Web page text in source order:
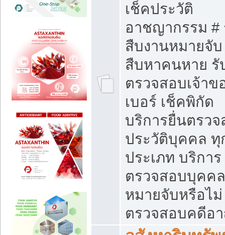
เช็คประวัติ
อาชญากรรม #
สืบงานหมายจั
สืบหาคนหาย รั
ตรวจสอบเจ้าข
เบอร์ เช็คพิกัด
บริการยื่นตรว
ประวัติบุคคล ทุ
ประเภท บริการ
ตรวจสอบบุคค
หมายจับหรือไม่
ตรวจสอบคดีอ